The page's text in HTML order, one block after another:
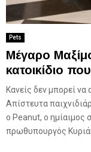
Pets
Μέγαρο
κατοικίδιο
Κανείς δεν μπορεί να
Απίστευτα
ο Peanut, ο ημίαιμος
πρωθυπουργός